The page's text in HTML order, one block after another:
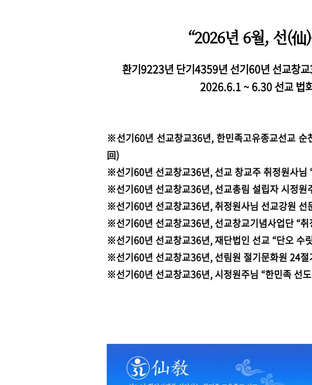
“2026년 6월, 선(仙
환기9223년 단기4359년 선기60년 선교창
2026.6.1 ~ 6.30 선교 법
※선기60년 선교창교36년, 한민족고유종교선교
回)
※선기60년 선교창교36년, 선교 창교주 취정원사
※선기60년 선교창교36년, 선교총림 설립자 시정원
※선기60년 선교창교36년, 취정원사님 선교강원 선
※선기60년 선교창교36년, 선교창교기념사업단 “
※선기60년 선교창교36년, 재단법인 선교 “단오 수
※선기60년 선교창교36년, 선림원 절기문화원 24
※선기60년 선교창교36년, 시정원주님 “한민족 선